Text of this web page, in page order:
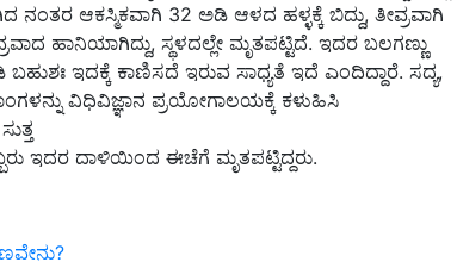
ಆಕಸ್ಮಿಕವಾಗಿ 32 ಅಡಿ ಆಳದ ಹಳ್ಳಕ್ಕೆ ಬಿದ್ದು, ತೀವ್ರವಾಗಿ
ಹಾನಿಯಾಗಿದ್ದು, ಸ್ಥಳದಲ್ಲೇ ಮೃತಪಟ್ಟಿದೆ. ಇದರ ಬಲಗಣ್ಣು
ಇದಕ್ಕೆ ಕಾಣಿಸದೆ ಇರುವ ಸಾಧ್ಯತೆ ಇದೆ ಎಂದಿದ್ದಾರೆ. ಸದ್ಯ,
ವಿಧಿವಿಜ್ಞಾನ ಪ್ರಯೋಗಾಲಯಕ್ಕೆ ಕಳುಹಿಸಿ
ಇದರ ದಾಳಿಯಿಂದ ಈಚೆಗೆ ಮೃತಪಟ್ಟಿದ್ದರು.